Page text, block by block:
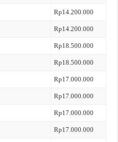
Rp14.200.000
Rp14.200.000
Rp18.500.000
Rp18.500.000
Rp17.000.000
Rp17.000.000
Rp17.000.000
Rp17.000.000